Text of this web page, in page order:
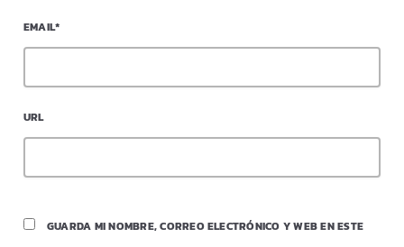
EMAIL*
URL
GUARDA MI NOMBRE, CORREO ELECTRÓNICO Y WEB EN ESTE